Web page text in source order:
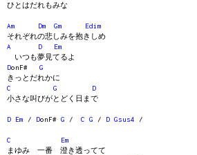
ひとはだれもみな
Am Dm Gm
Edim
それぞれの悲しみを抱きしめ
A
D
Em
いつも夢見てるよ
DonF# G
きっとだれかに
C
G
D
小さな叫びがとどく日まで
D Em / DonF# G / C G / D Gsus4 /
C
Em
まゆみ 一番 澄き透ってて